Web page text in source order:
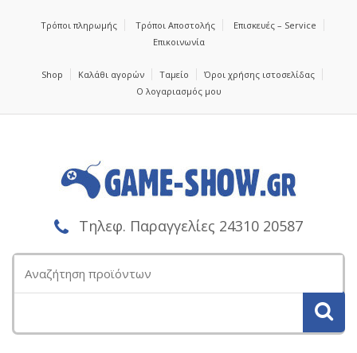
Τρόποι πληρωμής Τρόποι Αποστολής
Επισκευές – Service
Επικοινωνία
Shop Καλάθι αγορών Ταμείο
Όροι χρήσης ιστοσελίδας
Ο λογαριασμός μου
Τηλεφ. Παραγγελίες 24310 20587
για: